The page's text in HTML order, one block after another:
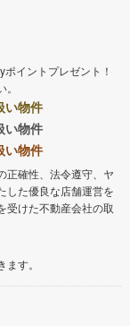
イントプレゼント！
い物件
い物件
い物件
正確性、法令遵守、ヤ
した優良な店舗運営を
受けた不動産会社の取
す。